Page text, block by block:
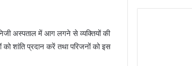
अस्पताल में आग लगने से व्यक्तियों की
शांति प्रदान करें तथा परिजनों को इस